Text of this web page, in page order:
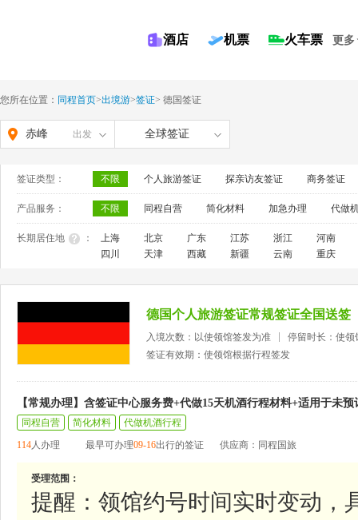
酒店 机票 火车票 更多
您所在位置： 同程首页>出境游>签证> 德国签证
赤峰 出发 全球签证
签证类型： 不限 个人旅游签证 探亲访友签证 商务签证
产品服务： 不限 同程自营 简化材料 加急办理 代做
长期居住地 ： 上海 北京 广东 江苏 浙江
河南
四川
天津 西藏 新疆 云南 重庆
德国个人旅游签证常规签证全国送签
入境次数：以使领馆签发为准
停留时长：使领
签证有效期：使领馆根据行程签发
【常规办理】含签证中心服务费+代做15天机酒行程材料+适用于未
同程自营 简化材料
代做机酒行程
114人办理 最早可办理09-16出行的签证 供应商：同程国旅
受理范围：
提醒：领馆约号时间实时变动，